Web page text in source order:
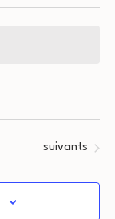
Évènements
suivants